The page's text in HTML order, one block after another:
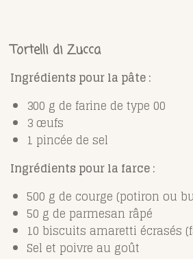
Tortelli di Zucca
Ingrédients pour la pâte :
300 g de farine de type 00
3 œufs
1 pincée de sel
Ingrédients pour la farce :
500 g de courge (potiron ou
50 g de parmesan râpé
10 biscuits amaretti écrasés
Sel et poivre au goût